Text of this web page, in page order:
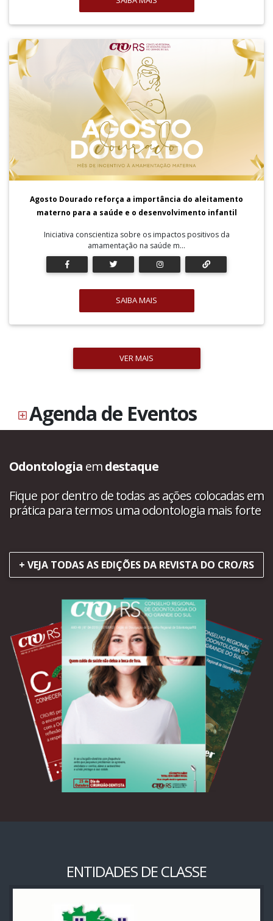
Agosto Dourado reforça a importância do aleitamento
materno para a saúde e o desenvolvimento infantil
Iniciativa conscientiza sobre os impactos positivos da
amamentação na saúde m...
SAIBA MAIS
VER MAIS
Agenda de Eventos
Odontologia emdestaque
Fique por dentro de todas as ações colocadas em
prática para termos uma odontologia mais forte
+ VEJA TODAS AS EDIÇÕES DA REVISTA DO CRO/RS
ENTIDADES DE CLASSE